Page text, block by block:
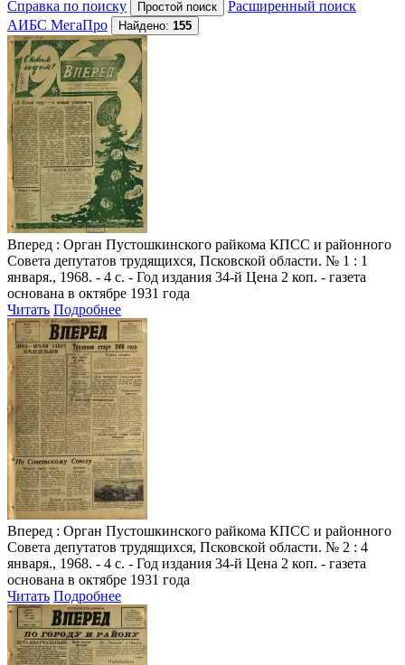
Справка по поиску
Расширенный поиск
АИБС МегаПро
Найдено: 155
Вперед : Орган Пустошкинского райкома КПСС и районного
Совета депутатов трудящихся, Псковской области. № 1 : 1
января., 1968. - 4 с. - Год издания 34-й Цена 2 коп. - газета
основана в октябре 1931 года
Читать Подробнее
Вперед : Орган Пустошкинского райкома КПСС и районного
Совета депутатов трудящихся, Псковской области. № 2 : 4
января., 1968. - 4 с. - Год издания 34-й Цена 2 коп. - газета
основана в октябре 1931 года
Читать Подробнее